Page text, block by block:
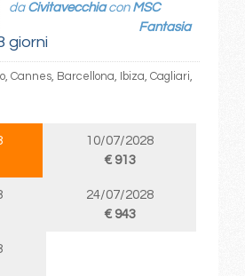
giorni
da Civitavecchiacon MSC
Fantasia
Cannes, Barcellona, Ibiza, Cagliari,
10/07/2028
€ 913
24/07/2028
€ 943